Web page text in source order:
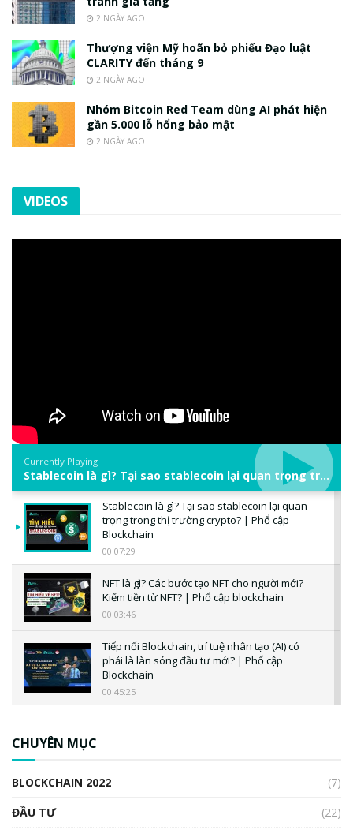
2 NGÀY AGO
Thượng viện Mỹ hoãn bỏ phiếu Đạo luật
CLARITY đến tháng 9
2 NGÀY AGO
Nhóm Bitcoin Red Team dùng AI phát hiện
gần 5.000 lỗ hổng bảo mật
2 NGÀY AGO
VIDEOS
Currently Playing
Stablecoin là gì? Tại sao stablecoin lại quan trọng trong thị trường crypto? | Phổ cập Blockchain
Stablecoin là gì? Tại sao stablecoin lại quan
trọng trong thị trường crypto? | Phổ cập
Blockchain
00:07:29
NFT là gì? Các bước tạo NFT cho người mới?
Kiếm tiền từ NFT? | Phổ cập blockchain
00:03:46
Tiếp nối Blockchain, trí tuệ nhân tạo (AI) có
phải là làn sóng đầu tư mới? | Phổ cập
Blockchain
00:45:25
CHUYÊN MỤC
BLOCKCHAIN 2022
(7)
ĐẦU TƯ
(22)